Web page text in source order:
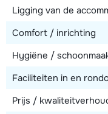
Ligging van de
Comfort / inrichting
Hygiëne /
Faciliteiten in en
Prijs /